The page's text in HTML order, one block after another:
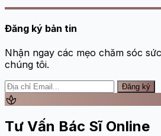
Đăng ký bản tin
Nhận ngay các mẹo chăm sóc
chúng tôi.
Đăng ký
spa
Tư Vấn Bác Sĩ Online